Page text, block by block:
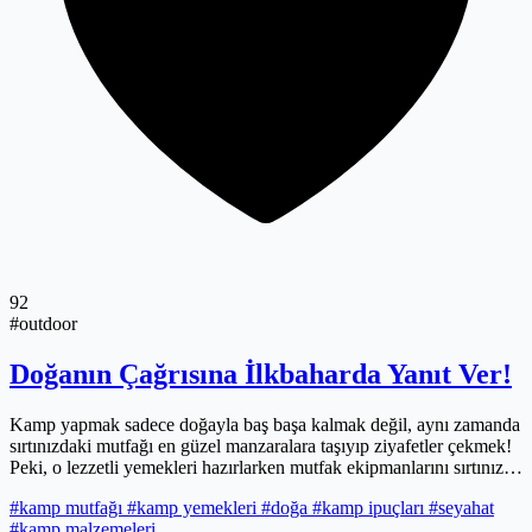
92
#outdoor
Doğanın Çağrısına İlkbaharda Yanıt Ver!
Kamp yapmak sadece doğayla baş başa kalmak değil, aynı zamanda
sırtınızdaki mutfağı en güzel manzaralara taşıyıp ziyafetler çekmek!
Peki, o lezzetli yemekleri hazırlarken mutfak ekipmanlarını sırtınıza
kurmanız için 10 stratejik ipucunu paylaşıyoruz. Konserve
#kamp mutfağı #kamp yemekleri #doğa #kamp ipuçları #seyahat